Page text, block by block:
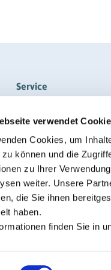
verwendet
Cookies, um
zu können und die
zu Ihrer
weiter. Unsere
die Sie ihnen
haben.
finden Sie in
Service
Kontakt
Newsletter-
News
Presse